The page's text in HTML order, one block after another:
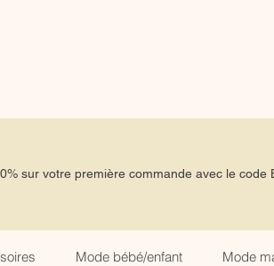
sur votre première commande avec le code
Mode bébé/enfant Mode